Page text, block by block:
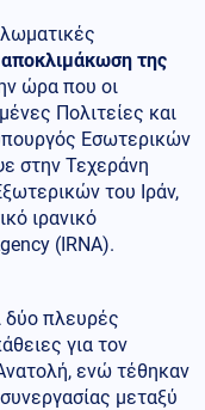
αποκλιμάκωση της
ώρα που οι
Πολιτείες και
Εσωτερικών
στην Τεχεράνη
του Ιράν,
ιρανικό
(IRNA).
δύο πλευρές
για τον
ενώ τέθηκαν
μεταξύ